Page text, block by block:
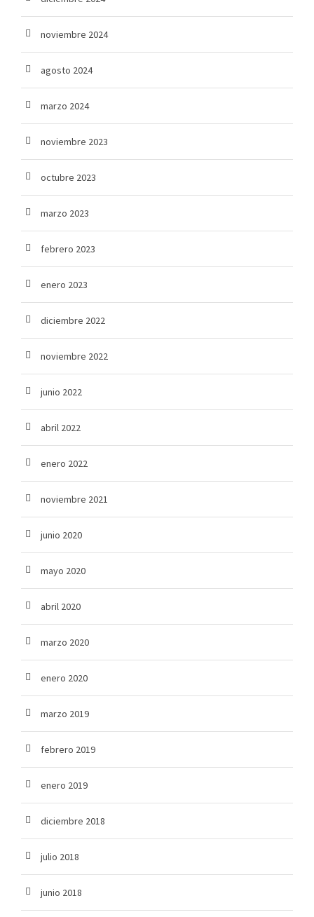
noviembre 2024
agosto 2024
marzo 2024
noviembre 2023
octubre 2023
marzo 2023
febrero 2023
enero 2023
diciembre 2022
noviembre 2022
junio 2022
abril 2022
enero 2022
noviembre 2021
junio 2020
mayo 2020
abril 2020
marzo 2020
enero 2020
marzo 2019
febrero 2019
enero 2019
diciembre 2018
julio 2018
junio 2018